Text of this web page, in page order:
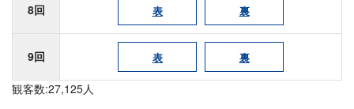
8回 表 裏
9回 表 裏
観客数:27,125人